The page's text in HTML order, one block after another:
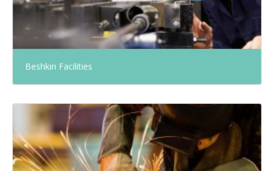
Beshkin Facilities